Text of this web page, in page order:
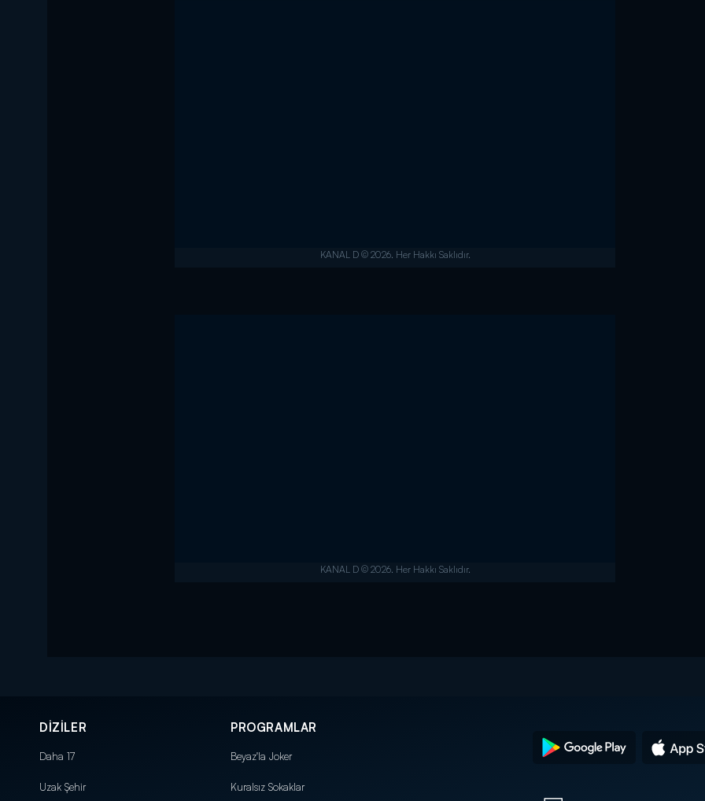
DİZİLER
Daha 17
Uzak Şehir
PROGRAMLAR
Beyaz'la Joker
Kuralsız Sokaklar